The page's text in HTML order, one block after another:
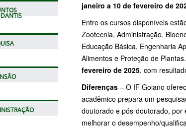
janeiro a 10 de fevereiro de
Entre os cursos disponíveis
Zootecnia, Administração,
Educação Básica, Engenharia
Alimentos e Proteção de
fevereiro de 2025, com
Diferenças – O IF Goiano
acadêmico prepara um
doutorado e pós-doutorado, por
melhorar o desempenho/